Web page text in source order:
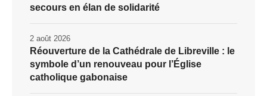
secours en élan de solidarité
Réouverture de la Cathédrale de Libreville : le
symbole d’un renouveau pour l’Église
catholique gabonaise
2 août 2026